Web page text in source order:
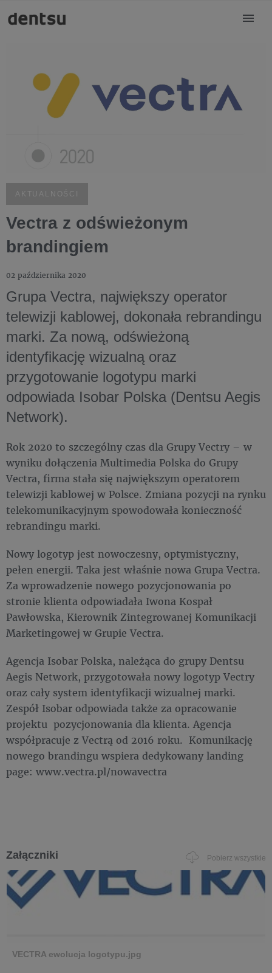
AKTUALNOŚCI
Vectra z odświeżonym
brandingiem
02 października 2020
Grupa Vectra, największy operator
telewizji kablowej, dokonała rebrandingu
marki. Za nową, odświeżoną
identyfikację wizualną oraz
przygotowanie logotypu marki
odpowiada Isobar Polska (Dentsu Aegis
Network).
Rok 2020 to szczególny czas dla Grupy Vectry – w
wyniku dołączenia Multimedia Polska do Grupy
Vectra, firma stała się największym operatorem
telewizji kablowej w Polsce. Zmiana pozycji na rynku
telekomunikacyjnym spowodowała konieczność
rebrandingu marki.
Nowy logotyp jest nowoczesny, optymistyczny,
pełen energii. Taka jest właśnie nowa Grupa Vectra.
Za wprowadzenie nowego pozycjonowania po
stronie klienta odpowiadała Iwona Kospał
Pawłowska, Kierownik Zintegrowanej Komunikacji
Marketingowej w Grupie Vectra.
Agencja Isobar Polska, należąca do grupy Dentsu
Aegis Network, przygotowała nowy logotyp Vectry
oraz cały system identyfikacji wizualnej marki.
Zespół Isobar odpowiada także za opracowanie
projektu pozycjonowania dla klienta. Agencja
współpracuje z Vectrą od 2016 roku. Komunikację
nowego brandingu wspiera dedykowany landing
page: www.vectra.pl/nowavectra
Załączniki Pobierz wszystkie
VECTRA ewolucja logotypu.jpg